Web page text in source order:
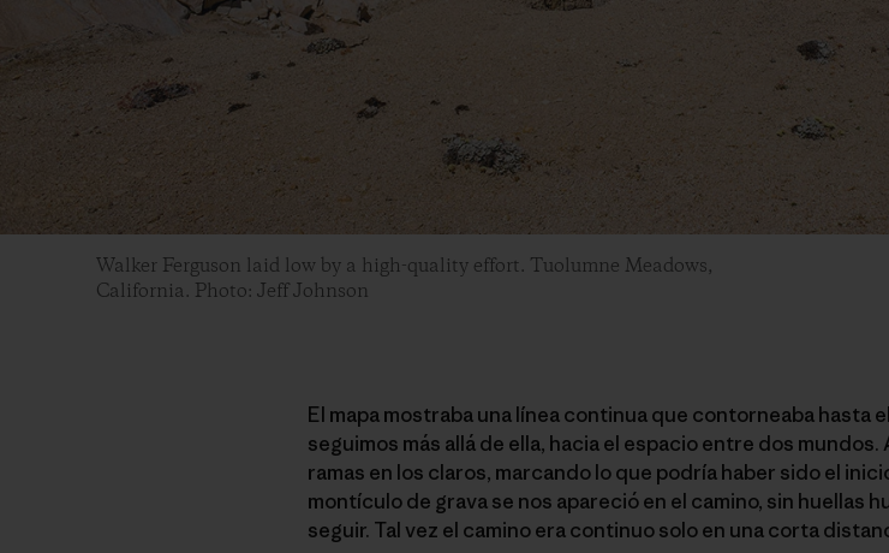
Walker Ferguson laid low by a high-quality effort. Tuolumne Meadows,
California. Photo: Jeff Johnson
El mapa mostraba una línea continua que contorneaba hasta
seguimos más allá de ella, hacia el espacio entre dos
ramas en los claros, marcando lo que podría haber sido el
montículo de grava se nos apareció en el camino, sin huellas
seguir. Tal vez el camino era continuo solo en una corta